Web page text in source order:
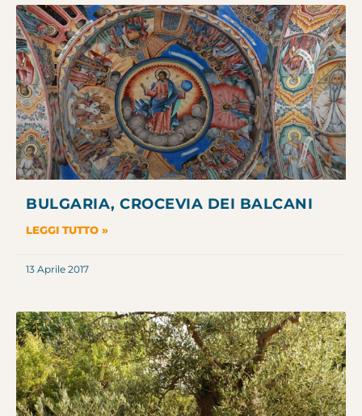
BULGARIA, CROCEVIA DEI BALCANI
LEGGI TUTTO »
13 Aprile 2017